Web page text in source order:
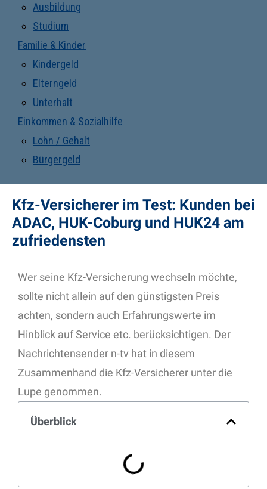
Ausbildung
Studium
Familie & Kinder
Kindergeld
Elterngeld
Unterhalt
Einkommen & Sozialhilfe
Lohn / Gehalt
Bürgergeld
Kfz-Versicherer im Test: Kunden bei
ADAC, HUK-Coburg und HUK24 am
zufriedensten
Wer seine Kfz-Versicherung wechseln möchte,
sollte nicht allein auf den günstigsten Preis
achten, sondern auch Erfahrungswerte im
Hinblick auf Service etc. berücksichtigen. Der
Nachrichtensender n-tv hat in diesem
Zusammenhand die Kfz-Versicherer unter die
Lupe genommen.
Überblick